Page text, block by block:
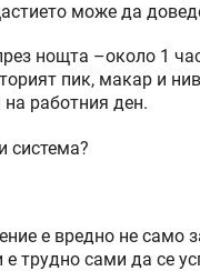
може да
нощта –около 1
пик, макар и
на работния ден.
система?
е вредно не само
трудно сами да се